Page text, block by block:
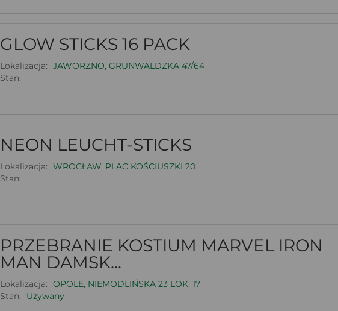
GLOW STICKS 16 PACK
Lokalizacja: JAWORZNO, GRUNWALDZKA 47/64
Stan:
NEON LEUCHT-STICKS
Lokalizacja: WROCŁAW, PLAC KOŚCIUSZKI 20
Stan:
PRZEBRANIE KOSTIUM MARVEL IRON
MAN DAMSK...
Lokalizacja: OPOLE, NIEMODLIŃSKA 23 LOK. 17
Stan:
Używany